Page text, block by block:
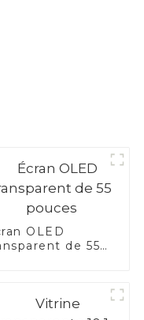
OLED
de 55